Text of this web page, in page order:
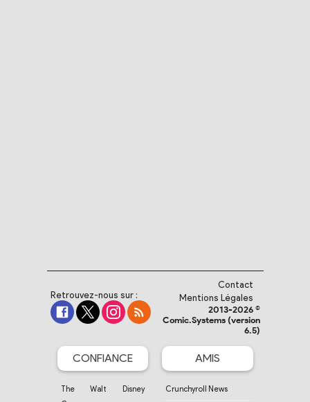
Retrouvez-nous sur :
Contact
Mentions Légales
2013-2026 ©
Comic.Systems (version
6.5)
CONFIANCE
The Walt Disney
AMIS
Crunchyroll News